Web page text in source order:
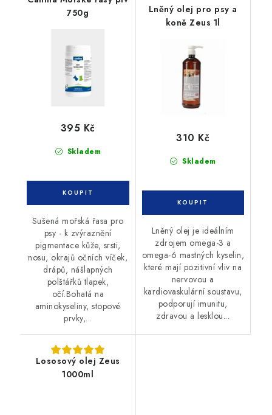
750g
Skladem
395 Kč
Sušená mořská řasa pro
psy - k zvýraznění
pigmentace kůže, srsti,
nosu, okrajů očních víček,
drápů, nášlapných
polštářků tlapek,
očí.Bohatá na
aminokyseliny, stopové
prvky,...
Lněný olej pro psy a
koně Zeus 1l
Skladem
310 Kč
Lněný olej je ideálním
zdrojem omega-3 a
omega-6 mastných kyselin,
které mají pozitivní vliv na
nervovou a
kardiovaskulární soustavu,
podporují imunitu,
zdravou a lesklou...
Lososový olej Zeus
1000ml